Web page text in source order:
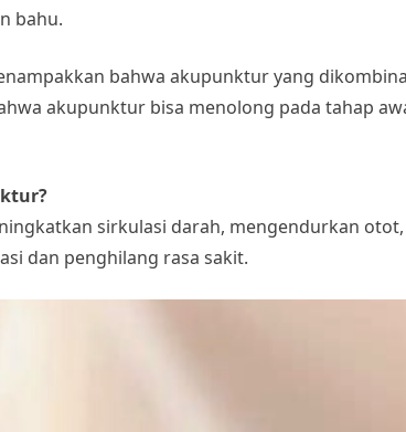
bahu.
bahwa akupunktur yang
akupunktur bisa menolong pada tahap
sirkulasi darah, mengendurkan
dan penghilang rasa sakit.